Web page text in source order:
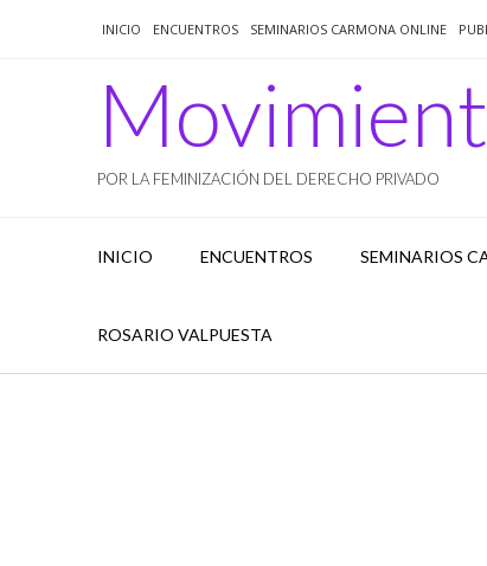
INICIO ENCUENTROS SEMINARIOS CARMONA ONLINE
POR LA FEMINIZACIÓN DEL DERECHO PRIVADO
INICIO ENCUENTROS SEMINARIOS
ROSARIO VALPUESTA